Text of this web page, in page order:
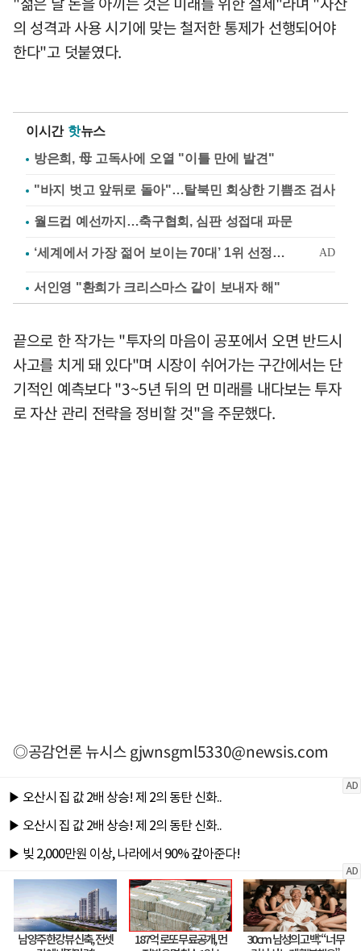
의 성격과 사용 시기에 맞는 철저한 통제가 선행되어야
한다"고 덧붙였다.
이시간 핫뉴스
방은희, 母 고독사에 오열 "이틀 만에 발견"
"바지 벗고 앞뒤로 돌아"…탈북민 회상한 기쁨조 검사
월드컵 예선까지…축구협회, 심판 성접대 파문
서인영 "환희가 크리스마스 같이 보내자 해"
끝으로 한 작가는 "투자의 마음이 공포에서 오면 반드시
사고를 치게 돼 있다"며 시장이 쉬어가는 구간에서는 단
기적인 예측보다 "3~5년 뒤의 먼 미래를 내다보는 투자
로 자산 관리 전략을 정비할 것"을 주문했다.
◎공감언론 뉴시스gjwnsgml5330@newsis.com